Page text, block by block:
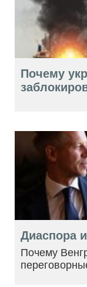
Почему
Диаспора
Почему